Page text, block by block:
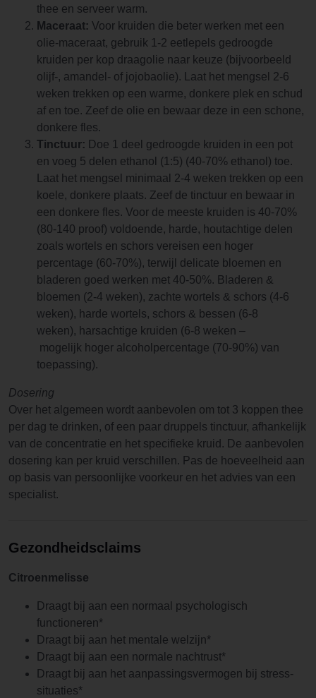
thee en serveer warm.
Maceraat: Voor kruiden die beter werken met een
olie-maceraat, gebruik 1-2 eetlepels gedroogde
kruiden per kop draagolie naar keuze (bijvoorbeeld
olijf-, amandel- of jojobaolie). Laat het mengsel 2-6
weken trekken op een warme, donkere plek en schud
af en toe. Zeef de olie en bewaar deze in een schone,
donkere fles.
Tinctuur: Doe 1 deel gedroogde kruiden in een pot
en voeg 5 delen ethanol (1:5) (40-70% ethanol) toe.
Laat het mengsel minimaal 2-4 weken trekken op een
koele, donkere plaats. Zeef de tinctuur en bewaar in
een donkere fles. Voor de meeste kruiden is 40-70%
(80-140 proof) voldoende, harde, houtachtige delen
zoals wortels en schors vereisen een hoger
percentage (60-70%), terwijl delicate bloemen en
bladeren goed werken met 40-50%. Bladeren &
bloemen (2-4 weken), zachte wortels & schors (4-6
weken), harde wortels, schors & bessen (6-8
weken), harsachtige kruiden (6-8 weken –
mogelijk hoger alcoholpercentage (70-90%) van
toepassing).
Dosering
Over het algemeen wordt aanbevolen om tot 3 koppen thee
per dag te drinken, of een paar druppels tinctuur, afhankelijk
van de concentratie en het specifieke kruid. De aanbevolen
dosering kan per kruid verschillen. Pas de hoeveelheid aan
op basis van persoonlijke voorkeur en het advies van een
specialist.
Gezondheidsclaims
Citroenmelisse
Draagt bij aan een normaal psychologisch
functioneren*
Draagt bij aan het mentale welzijn*
Draagt bij aan een normale nachtrust*
Draagt bij aan het aanpassingsvermogen bij stress-
situaties*